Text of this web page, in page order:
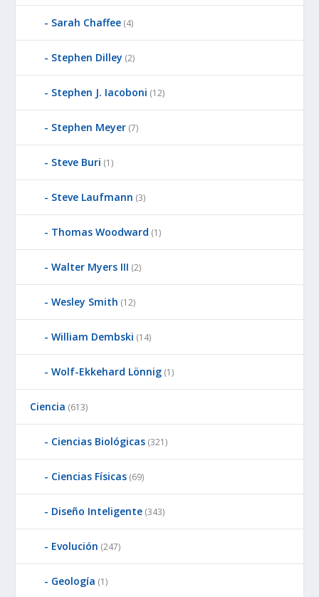
Sarah Chaffee (4)
Stephen Dilley (2)
Stephen J. Iacoboni (12)
Stephen Meyer (7)
Steve Buri (1)
Steve Laufmann (3)
Thomas Woodward (1)
Walter Myers III (2)
Wesley Smith (12)
William Dembski (14)
Wolf-Ekkehard Lönnig (1)
Ciencia (613)
Ciencias Biológicas (321)
Ciencias Físicas (69)
Diseño Inteligente (343)
Evolución (247)
Geología (1)